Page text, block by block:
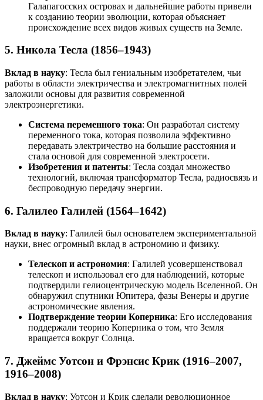
Галапагосских островах и дальнейшие работы привели
к созданию теории эволюции, которая объясняет
происхождение всех видов живых существ на Земле.
5. Никола Тесла (1856–1943)
Вклад в науку: Тесла был гениальным изобретателем, чьи
работы в области электричества и электромагнитных полей
заложили основы для развития современной
электроэнергетики.
Система переменного тока: Он разработал систему
переменного тока, которая позволила эффективно
передавать электричество на большие расстояния и
стала основой для современной электросети.
Изобретения и патенты: Тесла создал множество
технологий, включая трансформатор Тесла, радиосвязь и
беспроводную передачу энергии.
6. Галилео Галилей (1564–1642)
Вклад в науку: Галилей был основателем экспериментальной
науки, внес огромный вклад в астрономию и физику.
Телескоп и астрономия: Галилей усовершенствовал
телескоп и использовал его для наблюдений, которые
подтвердили гелиоцентрическую модель Вселенной. Он
обнаружил спутники Юпитера, фазы Венеры и другие
астрономические явления.
Подтверждение теории Коперника: Его исследования
поддержали теорию Коперника о том, что Земля
вращается вокруг Солнца.
7. Джеймс Уотсон и Фрэнсис Крик (1916–2007,
1916–2008)
Вклад в науку: Уотсон и Крик сделали революционное